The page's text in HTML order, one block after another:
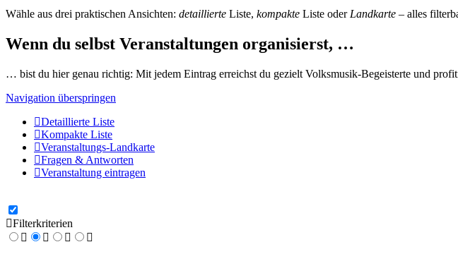
Wähle aus drei praktischen Ansichten: detaillierte Liste, kompakte Liste oder Landkarte – alles
Wenn du selbst Veranstaltungen organisierst, …
… bist du hier genau richtig: Mit jedem Eintrag erreichst du gezielt Volksmusik-Begeisterte und
Navigation überspringen
Detaillierte Liste
Kompakte Liste
Veranstaltungs-Landkarte
Fragen & Antworten
Veranstaltung eintragen
Filterkriterien